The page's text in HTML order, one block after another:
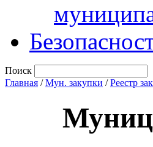
Поиск
Главная /Мун. закупки /Реестр